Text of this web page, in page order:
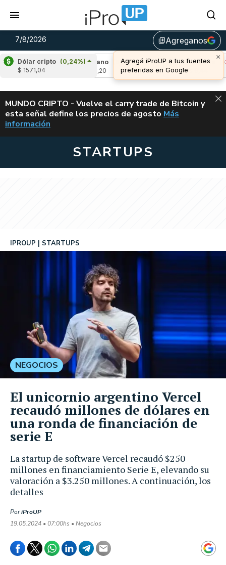
7/8/2026 library_addAgreganos
×
Agregá iProUP a tus fuentes
preferidas en Google
Dólar cripto (0,24%)
$ 1571,04
Cardano (6,06%)
Avalanche (-
u$s 6,44
ALERTA
MUNDO CRIPTO - Vuelve el carry trade de Bitcoin y
esta señal define los precios de agosto VUELVE EL
Más
información
STARTUPS
La startup de software Vercel recaudó $250
millones en financiamiento Serie E, elevando su
valoración a $3.250 millones. A continuación, los
detalles
IPROUP STARTUPS
PoriProUP
19.05.2024 • 07:00hs • Negocios
NEGOCIOS
El unicornio argentino Vercel
recaudó millones de dólares en
una ronda de financiación de
serie E